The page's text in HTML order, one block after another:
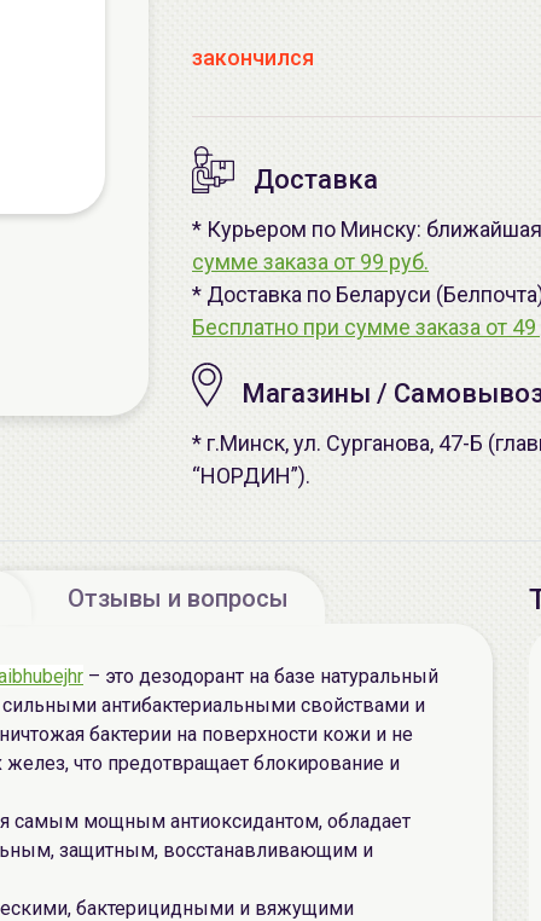
закончился
Доставка
* Курьером по Минску: ближайшая
сумме заказа от 99 руб.
* Доставка по Беларуси
Бесплатно при сумме заказа от 49
Магазины /
* г.Минск, ул. Сурганова, 47-Б
“НОРДИН”).
Отзывы и вопросы
– это дезодорант на базе натуральный
антибактериальными свойствами и
бактерии на поверхности кожи и не
что предотвращает блокирование и
самым мощным антиоксидантом, обладает
защитным, восстанавливающим и
бактерицидными и вяжущими